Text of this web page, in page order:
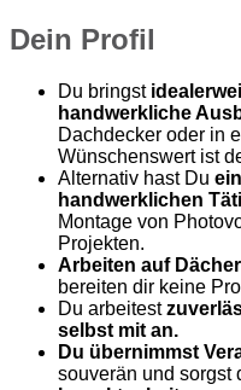
Dein Profil
Du bringst
handwerkliche
Dachdecker oder in
Wünschenswert ist
Alternativ hast Du
handwerklichen
Montage von
Projekten.
Arbeiten auf
bereiten dir keine
Du arbeitest
selbst mit an.
Du übernimmst
souverän und sorgst